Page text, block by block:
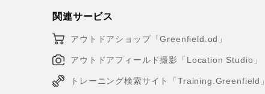
関連サービス
アウトドアショップ「Greenfield.od」
アウトドアフィールド撮影「Location Studio」
トレーニング検索サイト「Training.Greenfield」